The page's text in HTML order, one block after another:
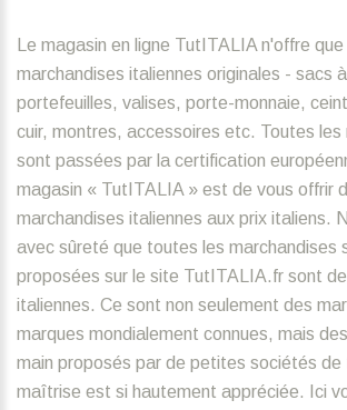
Le magasin en ligne TutITALIA n'offre
marchandises italiennes originales - sacs
portefeuilles, valises, porte-monnaie,
cuir, montres, accessoires etc. Toutes les
sont passées par la certification
magasin « TutITALIA » est de vous offrir
marchandises italiennes aux prix italiens.
avec sûreté que toutes les marchandises
proposées sur le site TutITALIA.fr sont
italiennes. Ce sont non seulement des
marques mondialement connues, mais
main proposés par de petites sociétés de
maîtrise est si hautement appréciée. Ici